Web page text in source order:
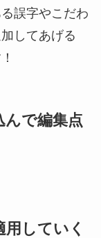
誤字やこだわ
してあげる
で編集点
していく